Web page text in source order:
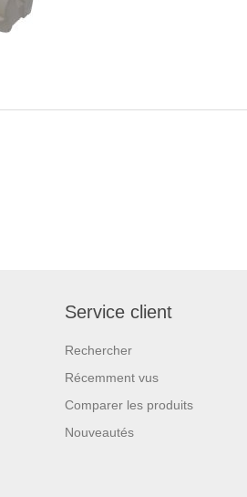
Service client
Rechercher
Récemment vus
Comparer les produits
Nouveautés